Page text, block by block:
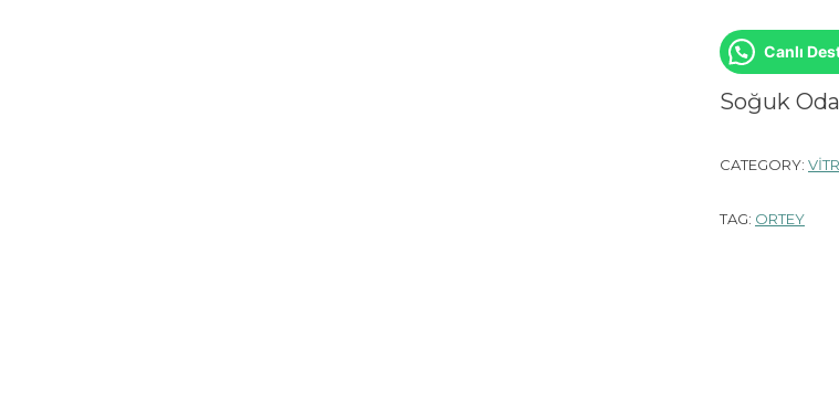
Canlı
Soğuk
CATEGORY:
TAG: ORTEY